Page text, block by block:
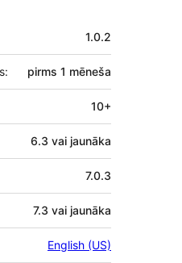
1.0.2
pirms 1 mēneša
10+
6.3 vai jaunāka
7.0.3
7.3 vai jaunāka
English (US)